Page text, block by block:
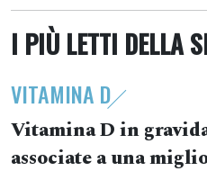
I PIÙ LETTI DELLA
VITAMINA D
Vitamina D in
associate a una